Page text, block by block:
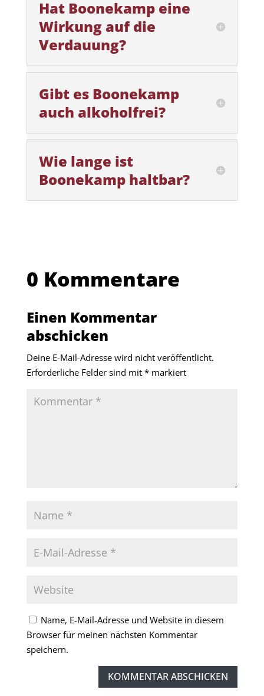
Hat Boonekamp eine
Wirkung auf die
Verdauung?
Gibt es Boonekamp
auch alkoholfrei?
Wie lange ist
Boonekamp haltbar?
0 Kommentare
Einen Kommentar
abschicken
Deine E-Mail-Adresse wird nicht veröffentlicht.
Erforderliche Felder sind mit *markiert
Name, E-Mail-Adresse und Website in diesem
Browser für meinen nächsten Kommentar
speichern.
KOMMENTAR ABSCHICKEN